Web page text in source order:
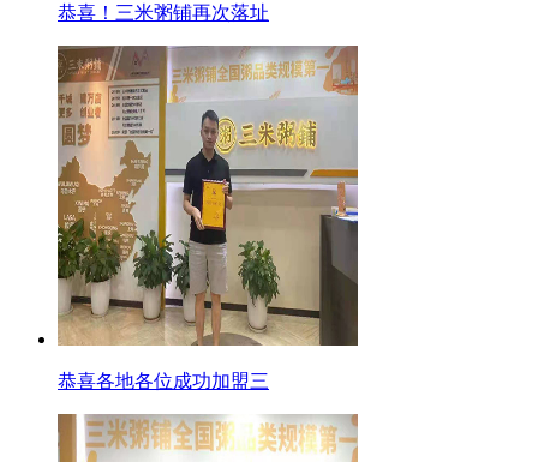
恭喜！三米粥铺再次落址
恭喜各地各位成功加盟三